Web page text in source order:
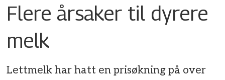
Flere årsaker til dyrere
melk
Lettmelk har hatt en prisøkning på over